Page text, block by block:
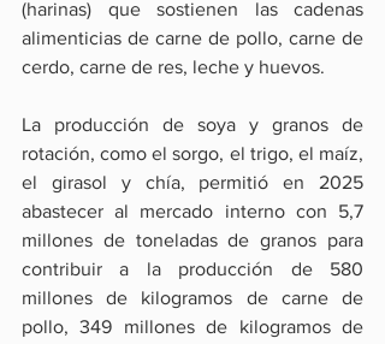
(harinas) que sostienen las cadenas
alimenticias de carne de pollo, carne de
cerdo, carne de res, leche y huevos.
La producción de soya y granos de
rotación, como el sorgo, el trigo, el maíz,
el girasol y chía, permitió en 2025
abastecer al mercado interno con 5,7
millones de toneladas de granos para
contribuir a la producción de 580
millones de kilogramos de carne de
pollo, 349 millones de kilogramos de